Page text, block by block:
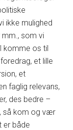
ikke mulighed
som vi
komme os til
et lille
et
faglig relevans,
des bedre –
så kom og vær
er både